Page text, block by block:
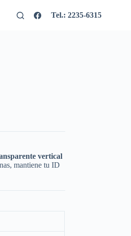
Tel.: 2235-6315
vertical
mantiene tu ID